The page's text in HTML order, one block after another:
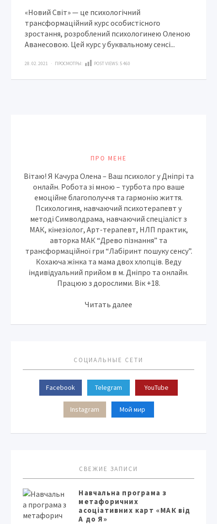
«Новий Світ» — це психологічний
трансформаційний курс особистісного
зростання, розроблений психологинею Оленою
Аванесовою. Цей курс у буквальному сенсі...
28. 02. 2021 · ПРОСМОТРЫ: POST VIEWS: 5 460
ПРО МЕНЕ
Вітаю! Я Качура Олена – Ваш психолог у Дніпрі та
онлайн. Робота зі мною – турбота про ваше
емоційне благополуччя та гармонію життя.
Психологиня, навчаючий психотерапевт у
методі Символдрама, навчаючий спеціаліст з
МАК, кінезіолог, Арт-терапевт, НЛП практик,
авторка МАК “Древо пізнання” та
трансформаційної гри “Лабіринт пошуку сенсу”.
Кохаюча жінка та мама двох хлопців. Веду
індивідуальний прийом в м. Дніпро та онлайн.
Працюю з дорослими. Вік +18.
Читать далее
СОЦИАЛЬНЫЕ СЕТИ
Facebook Telegram YouTube
Instagram Мой мир
СВЕЖИЕ ЗАПИСИ
Навчальна програма з
метафоричних
асоціативних карт «МАК від
А до Я»